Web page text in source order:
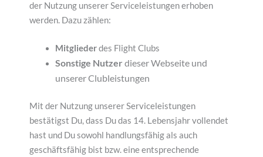
der Nutzung unserer Serviceleistungen erhoben
werden. Dazu zählen:
Mitgliederdes Flight Clubs
Sonstige Nutzer dieser Webseite und
unserer Clubleistungen
Mit der Nutzung unserer Serviceleistungen
bestätigst Du, dass Du das 14. Lebensjahr vollendet
hast und Du sowohl handlungsfähig als auch
geschäftsfähig bist bzw. eine entsprechende